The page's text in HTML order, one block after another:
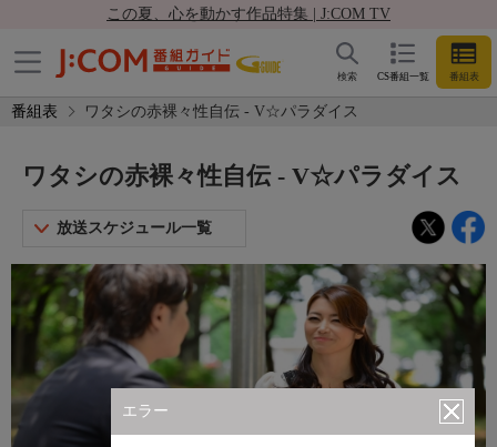
この夏、心を動かす作品特集 | J:COM TV
CS番組一覧 番組表
検索
番組表 ワタシの赤裸々性自伝 - V☆パラダイス
エラー
ワタシの赤裸々性自伝 - V☆パラダイス
放送スケジュール一覧